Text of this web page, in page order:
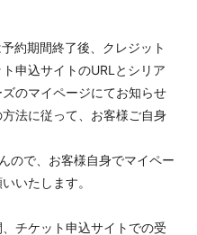
約期間終了後、クレジット
申込サイトのURLとシリア
のマイページにてお知らせ
法に従って、お客様ご自身
ので、お客様自身でマイペー
いたします。
チケット申込サイトでの受